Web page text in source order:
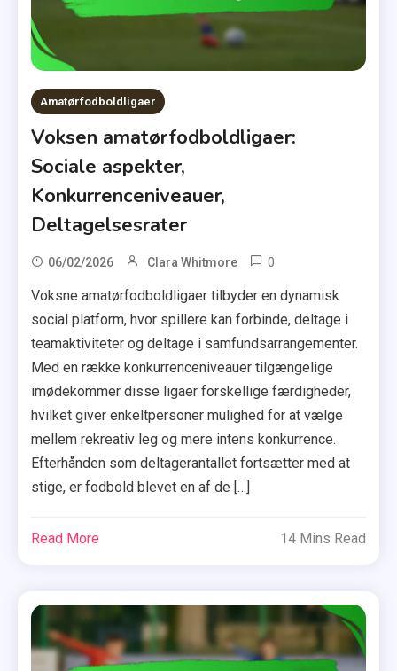
Amatørfodboldligaer
Voksen amatørfodboldligaer:
Sociale aspekter,
Konkurrenceniveauer,
Deltagelsesrater
06/02/2026 Clara Whitmore 0
Voksne amatørfodboldligaer tilbyder en dynamisk
social platform, hvor spillere kan forbinde, deltage i
teamaktiviteter og deltage i samfundsarrangementer.
Med en række konkurrenceniveauer tilgængelige
imødekommer disse ligaer forskellige færdigheder,
hvilket giver enkeltpersoner mulighed for at vælge
mellem rekreativ leg og mere intens konkurrence.
Efterhånden som deltagerantallet fortsætter med at
stige, er fodbold blevet en af de […]
Read More 14 Mins Read